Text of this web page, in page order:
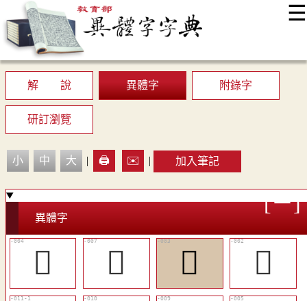
☰
最新消息
顯示模式
網站導覽
解 說
異體字 附錄字
研訂瀏覽
小 中 大 | 🖨️ ✉️ | 加入筆記
異體字
󳮅 󳮇 󳮄
󳮃